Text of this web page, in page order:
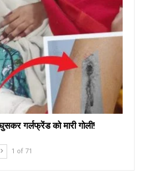
गर्लफ्रेंड को मारी गोली!
1 of 71